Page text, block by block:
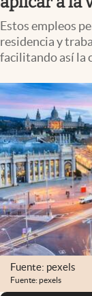
Infotechnology
Clima
Mundial 2026
Eventos Corporativos
El Cronista Studio
Mediakit
abre en nueva pestaña
Argentina
Estos empleos
residencia y
facilitando así la
Fuente: pexels
Fuente: pexels